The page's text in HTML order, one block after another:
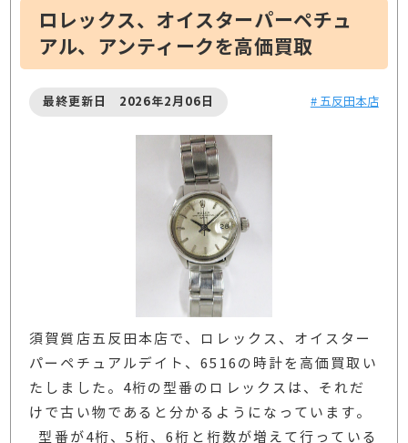
ロレックス、オイスターパーペチュ
アル、アンティークを高価買取
最終更新日 2026年2月06日 # 五反田本店
須賀質店五反田本店で、ロレックス、オイスター
パーペチュアルデイト、6516の時計を高価買取い
たしました。4桁の型番のロレックスは、それだ
けで古い物であると分かるようになっています。
型番が4桁、5桁、6桁と桁数が増えて行っている